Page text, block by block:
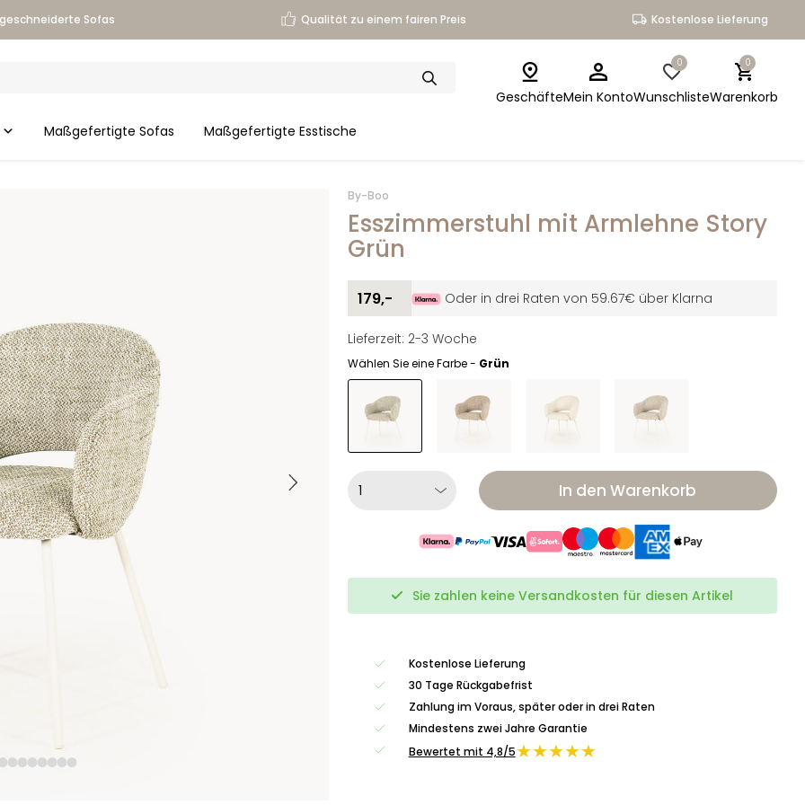
Sofas Qualität zu einem fairen Preis Kostenlose Lieferung
Maßgefertigte Sofas Maßgefertigte Esstische
GeschäfteMein Konto
0
Wunschliste
0
Warenkorb
By-Boo
Esszimmerstuhl mit Armlehne Story
Grün
179,- Oder in drei Raten von 59.67€ über Klarna
Lieferzeit: 2-3 Woche
Wählen Sie eine Farbe - Grün
In den Warenkorb
Sie zahlen keine Versandkosten für diesen Artikel
Kostenlose Lieferung
30 Tage Rückgabefrist
Zahlung im Voraus, später oder in drei Raten
Mindestens zwei Jahre Garantie
Bewertet mit 4,8/5★★★★★